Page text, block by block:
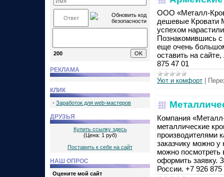
200
РЕКЛАМА
КЛИК
- Заработок для web-мастеров
ДРУЗЬЯ
Купить ссылку здесь
(Цена: 1 руб)
Поставить к себе на сайт
НАШ ОПРОС
Оцените мой сайт
ООО «Металл-
дешевые Кровати
успехом
Познакомившись
еще очень
оставить на
875 47 01
Уют и комфорт
Компания
металлические
производителями
заказчику можно
можно посмотреть
оформить заявку.
России. +7 926